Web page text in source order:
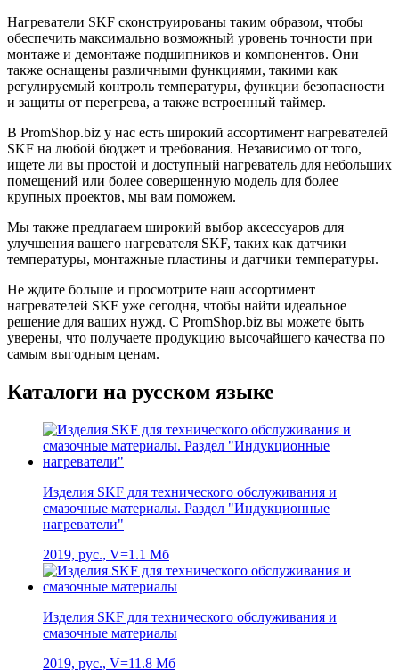
Нагреватели SKF сконструированы таким образом, чтобы
обеспечить максимально возможный уровень точности при
монтаже и демонтаже подшипников и компонентов. Они
также оснащены различными функциями, такими как
регулируемый контроль температуры, функции безопасности
и защиты от перегрева, а также встроенный таймер.
В PromShop.biz у нас есть широкий ассортимент нагревателей
SKF на любой бюджет и требования. Независимо от того,
ищете ли вы простой и доступный нагреватель для небольших
помещений или более совершенную модель для более
крупных проектов, мы вам поможем.
Мы также предлагаем широкий выбор аксессуаров для
улучшения вашего нагревателя SKF, таких как датчики
температуры, монтажные пластины и датчики температуры.
Не ждите больше и просмотрите наш ассортимент
нагревателей SKF уже сегодня, чтобы найти идеальное
решение для ваших нужд. С PromShop.biz вы можете быть
уверены, что получаете продукцию высочайшего качества по
самым выгодным ценам.
Каталоги на русском языке
Изделия SKF для технического обслуживания и
смазочные материалы. Раздел "Индукционные
нагреватели"
2019, рус., V=1.1 Мб
Изделия SKF для технического обслуживания и
смазочные материалы
2019, рус., V=11.8 Мб